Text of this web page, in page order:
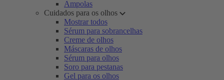
Ampolas
Cuidados para os olhos
Mostrar todos
Sérum para sobrancelhas
Creme de olhos
Máscaras de olhos
Sérum para olhos
Soro para pestanas
Gel para os olhos